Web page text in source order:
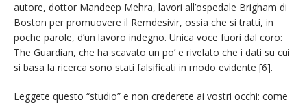
autore, dottor Mandeep Mehra, lavori all’ospedale Brigham di
Boston per promuovere il Remdesivir, ossia che si tratti, in
poche parole, d’un lavoro indegno. Unica voce fuori dal coro:
The Guardian, che ha scavato un po’ e rivelato che i dati su cui
si basa la ricerca sono stati falsificati in modo evidente [6].
Leggete questo “studio” e non crederete ai vostri occhi: come